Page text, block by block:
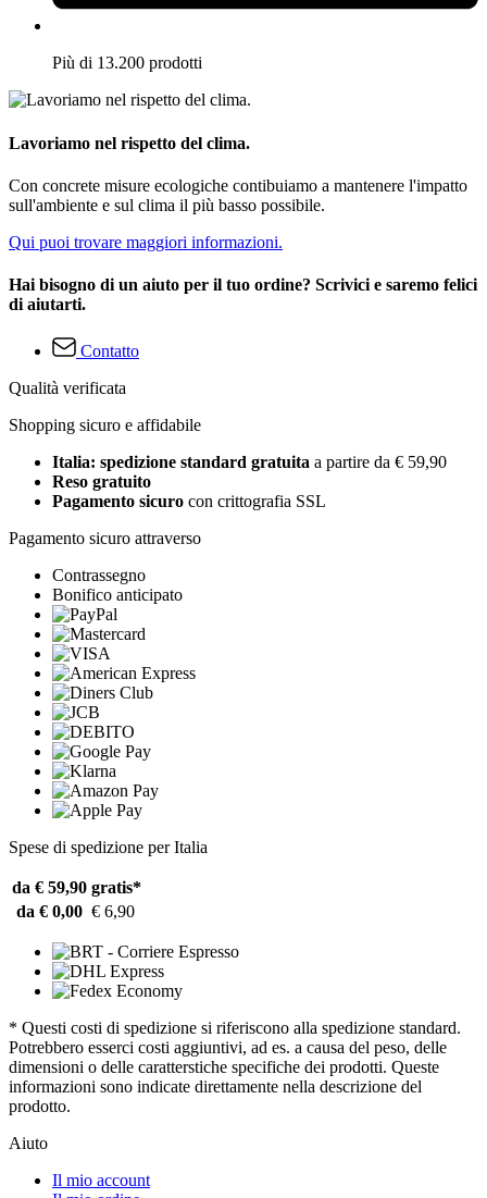
Più di 13.200 prodotti
Lavoriamo nel rispetto del clima.
Con concrete misure ecologiche contibuiamo a mantenere l'impatto
sull'ambiente e sul clima il più basso possibile.
Qui puoi trovare maggiori informazioni.
Hai bisogno di un aiuto per il tuo ordine? Scrivici e saremo felici
di aiutarti.
Contatto
Qualità verificata
Shopping sicuro e affidabile
Italia: spedizione standard gratuita a partire da € 59,90
Reso gratuito
Pagamento sicuro con crittografia SSL
Pagamento sicuro attraverso
Contrassegno
Bonifico anticipato
Spese di spedizione per Italia
da € 59,90 gratis*
da € 0,00 € 6,90
* Questi costi di spedizione si riferiscono alla spedizione standard.
Potrebbero esserci costi aggiuntivi, ad es. a causa del peso, delle
dimensioni o delle caratterstiche specifiche dei prodotti. Queste
informazioni sono indicate direttamente nella descrizione del
prodotto.
Aiuto
Il mio account